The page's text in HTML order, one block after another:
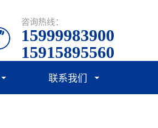
咨询热线：
15999983900
15915895560
联系我们